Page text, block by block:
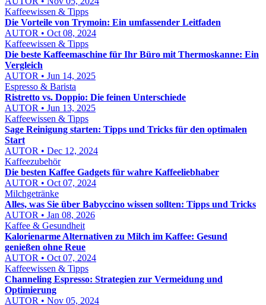
Kaffeewissen & Tipps
Die Vorteile von Trymoin: Ein umfassender Leitfaden
AUTOR • Oct 08, 2024
Kaffeewissen & Tipps
Die beste Kaffeemaschine für Ihr Büro mit Thermoskanne: Ein
Vergleich
AUTOR • Jun 14, 2025
Espresso & Barista
Ristretto vs. Doppio: Die feinen Unterschiede
AUTOR • Jun 13, 2025
Kaffeewissen & Tipps
Sage Reinigung starten: Tipps und Tricks für den optimalen
Start
AUTOR • Dec 12, 2024
Kaffeezubehör
Die besten Kaffee Gadgets für wahre Kaffeeliebhaber
AUTOR • Oct 07, 2024
Milchgetränke
Alles, was Sie über Babyccino wissen sollten: Tipps und Tricks
AUTOR • Jan 08, 2026
Kaffee & Gesundheit
Kalorienarme Alternativen zu Milch im Kaffee: Gesund
genießen ohne Reue
AUTOR • Oct 07, 2024
Kaffeewissen & Tipps
Channeling Espresso: Strategien zur Vermeidung und
Optimierung
AUTOR • Nov 05, 2024